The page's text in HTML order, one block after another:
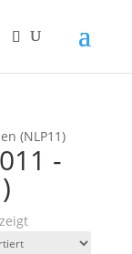
(NLP11)
-
Nach
Beliebtheit